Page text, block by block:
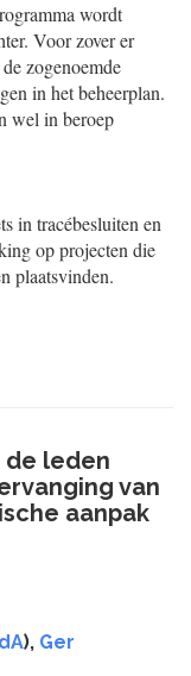
wordt
Voor zover er
zogenoemde
in het beheerplan.
wel in beroep
in tracébesluiten en
op projecten die
plaatsvinden.
de leden
van
aanpak
), Ger